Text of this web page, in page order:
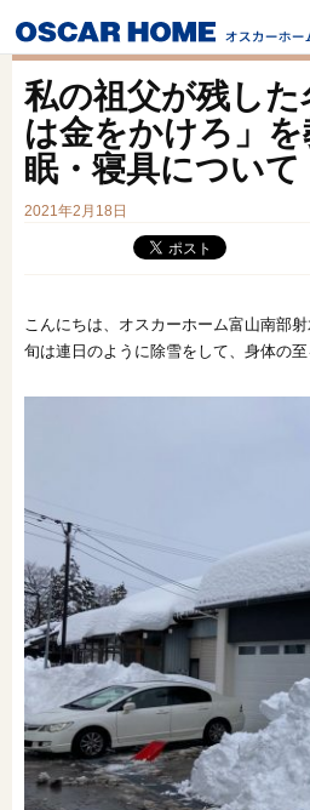
特長
性能・技術
建築実例
オンライン
私の祖父が残した
は金をかけろ」
眠・寝具について
2021年2月18日
こんにちは、オスカーホーム富山南部
旬は連日のように除雪をして、身体の